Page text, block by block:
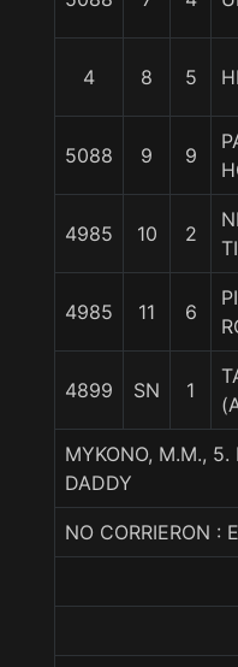
4 8 5
5088 9 9
4985 10 2
TI
4985 11 6
4899 SN 1
MYKONO, M.M.,
DADDY
NO CORRIERON :